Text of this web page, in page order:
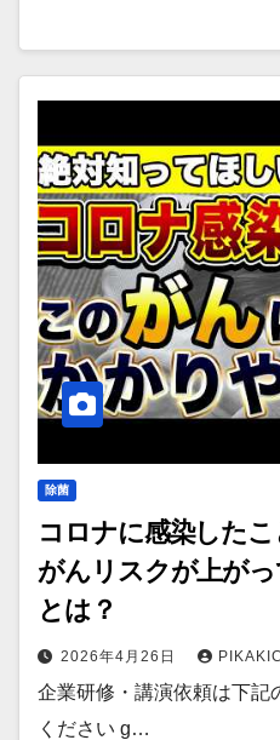
除菌
コロナに感染した
がんリスクが上が
とは？
2026年4月26日
企業研修・講演依頼は下記
ください g…